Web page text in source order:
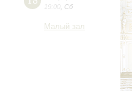
19:00 Сб
Малый зал